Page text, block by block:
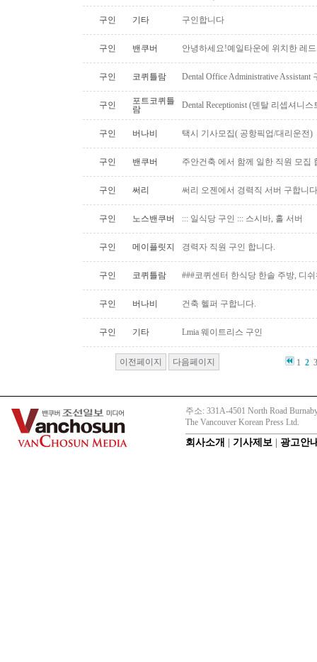
구인 기타 구인합니다
구인 밴쿠버 안녕하세요!예일타운에 위치한 레
구인 코퀴틀람 Dental Office Administrative Assistant
구인
포트코퀴틀
람
Dental Receptionist (덴탈 리셉셔니
구인 버나비 택시 기사모집( 공항픽업/대리운전)
구인 밴쿠버 주안건축 에서 함께 일한 직원 모집
구인 써리 써리 오젠에서 경력직 서버 구합니다
구인 노스밴쿠버 ::: 일식당 구인 ::: 스시바, 홀 서버
구인 메이플릿지 경력자 직원 구인 합니다.
구인 코퀴틀람 ###코퀴센터 한식당 한솔 주방, 디
구인 버나비 건축 헬퍼 구합니다.
구인 기타 Lmia 웨이트리스 구인
이전페이지 다음페이지 1 2
주소: 331A-4501 North Road
The Vancouver Korean Press Ltd.
회사소개 기사제보 광고안